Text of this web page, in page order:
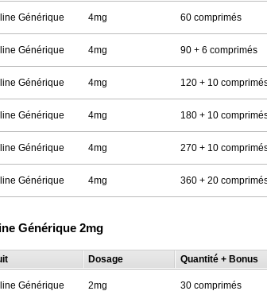
Générique 4mg 60 comprimés
Générique 4mg 90 + 6 comprimés
Générique 4mg 120 + 10
Générique 4mg 180 + 10
Générique 4mg 270 + 10
Générique 4mg 360 + 20
Générique 2mg
Dosage Quantité + Bonus
Générique 2mg 30 comprimés